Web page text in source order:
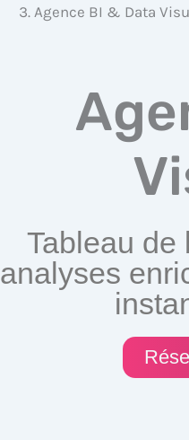
Agence BI & Data
Tableau de
analyses